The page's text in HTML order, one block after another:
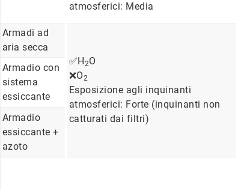
atmosferici: Media
Armadi ad
aria secca
✅H2O
❌O2
Esposizione agli inquinanti
atmosferici: Forte (inquinanti non
catturati dai filtri)
Armadio con
sistema
essiccante
Armadio
essiccante +
azoto